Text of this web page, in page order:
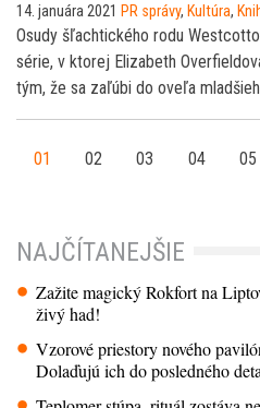
14. januára 2021 PR správy, Kultúra,
Osudy šľachtického rodu
série, v ktorej Elizabeth
tým, že sa zaľúbi do oveľa
01 02 03 04 05
NAJČÍTANEJŠIE
Zažite magický Rokfort na
živý had!
Vzorové priestory nového
Dolaďujú ich do posledného